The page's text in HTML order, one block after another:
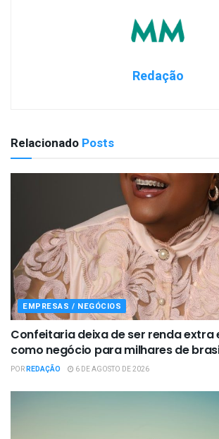
Redação
Relacionado Posts
EMPRESAS / NEGÓCIOS
Confeitaria deixa de ser renda extra
como negócio para milhares de
PORREDAÇÃO 6 DE AGOSTO DE 2026